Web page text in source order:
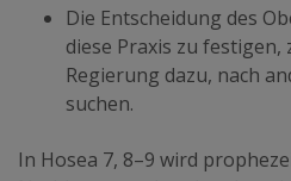
Die Entscheidung des
diese Praxis zu
Regierung dazu, nach
suchen.
In Hosea 7, 8–9 wird